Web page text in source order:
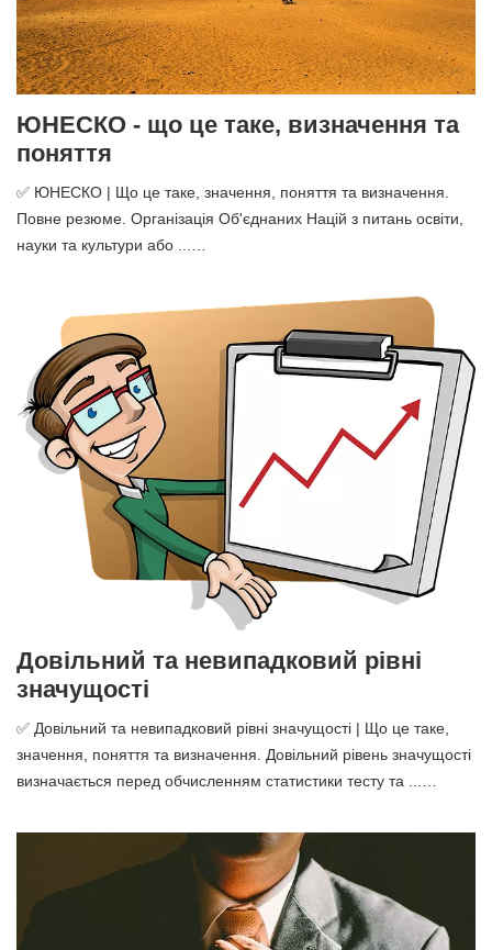
ЮНЕСКО - що це таке, визначення та
поняття
✅ ЮНЕСКО | Що це таке, значення, поняття та визначення.
Повне резюме. Організація Об'єднаних Націй з питань освіти,
науки та культури або ...…
Довільний та невипадковий рівні
значущості
✅ Довільний та невипадковий рівні значущості | Що це таке,
значення, поняття та визначення. Довільний рівень значущості
визначається перед обчисленням статистики тесту та ...…